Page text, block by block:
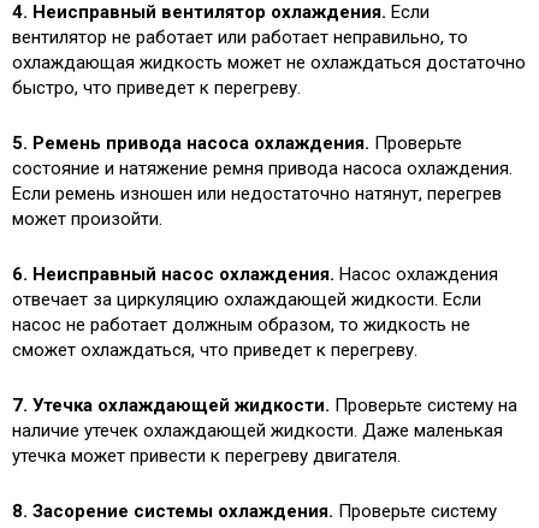
4. Неисправный вентилятор охлаждения. Если
вентилятор не работает или работает неправильно, то
охлаждающая жидкость может не охлаждаться достаточно
быстро, что приведет к перегреву.
5. Ремень привода насоса охлаждения. Проверьте
состояние и натяжение ремня привода насоса охлаждения.
Если ремень изношен или недостаточно натянут, перегрев
может произойти.
6. Неисправный насос охлаждения. Насос охлаждения
отвечает за циркуляцию охлаждающей жидкости. Если
насос не работает должным образом, то жидкость не
сможет охлаждаться, что приведет к перегреву.
7. Утечка охлаждающей жидкости. Проверьте систему на
наличие утечек охлаждающей жидкости. Даже маленькая
утечка может привести к перегреву двигателя.
8. Засорение системы охлаждения. Проверьте систему